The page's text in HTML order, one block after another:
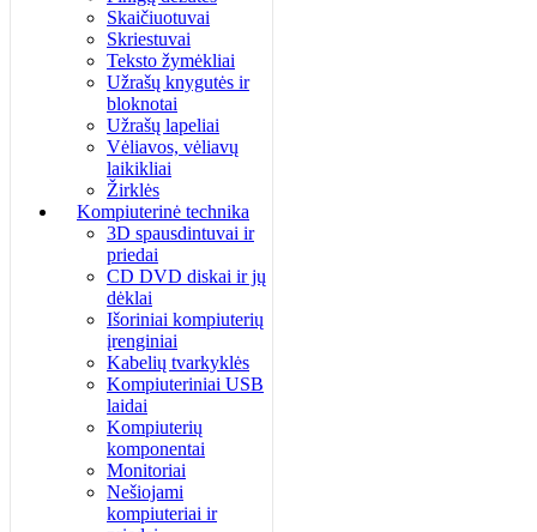
Skaičiuotuvai
Skriestuvai
Teksto žymėkliai
Užrašų knygutės ir
bloknotai
Užrašų lapeliai
Vėliavos, vėliavų
laikikliai
Žirklės
Kompiuterinė technika
3D spausdintuvai ir
priedai
CD DVD diskai ir jų
dėklai
Išoriniai kompiuterių
įrenginiai
Kabelių tvarkyklės
Kompiuteriniai USB
laidai
Kompiuterių
komponentai
Monitoriai
Nešiojami
kompiuteriai ir